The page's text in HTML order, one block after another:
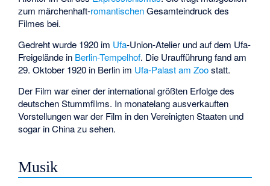
zum märchenhaft-romantischenGesamteindruck des
Filmes bei.
Gedreht wurde 1920 im Ufa-Union-Atelier und auf dem Ufa-
Freigelände in Berlin-Tempelhof. Die Uraufführung fand am
29. Oktober 1920 in Berlin im Ufa-Palast am Zoostatt.
Der Film war einer der international größten Erfolge des
deutschen Stummfilms. In monatelang ausverkauften
Vorstellungen war der Film in den Vereinigten Staaten und
sogar in China zu sehen.
Musik